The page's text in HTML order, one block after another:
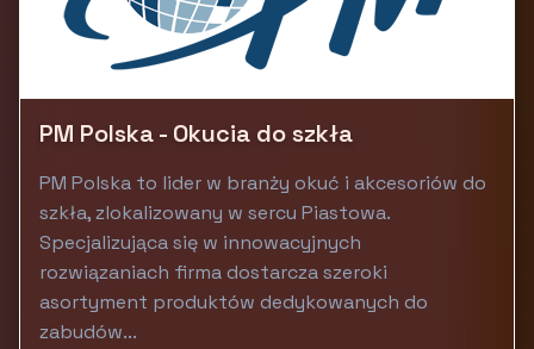
PM Polska - Okucia do szkła
PM Polska to lider w branży okuć i akcesoriów do
szkła, zlokalizowany w sercu Piastowa.
Specjalizująca się w innowacyjnych
rozwiązaniach firma dostarcza szeroki
asortyment produktów dedykowanych do
zabudów...